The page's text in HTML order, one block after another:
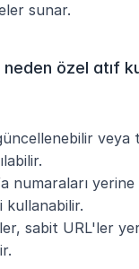
sunar.
özel atıf
veya
numaraları
kullanabilir.
sabit URL'ler